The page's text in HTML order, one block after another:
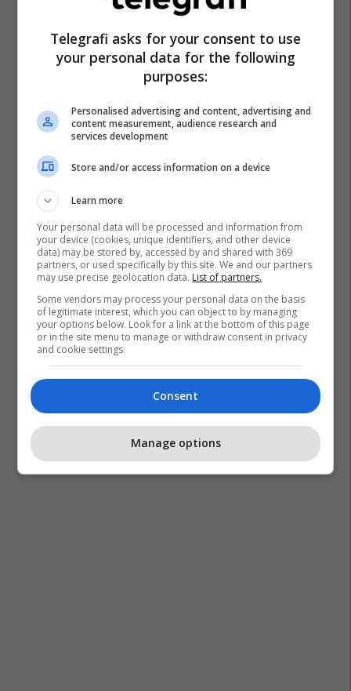
Princi Harry Rita Ora
Telegrafi asks for your consent to use
your personal data for the following
purposes:
Personalised advertising and content, advertising and
content measurement, audience research and
services development
Store and/or access information on a device
Learn more
Your personal data will be processed and information from
your device (cookies, unique identifiers, and other device
data) may be stored by, accessed by and shared with 369
partners, or used specifically by this site. We and our partners
may use precise geolocation data. List of partners.
Some vendors may process your personal data on the basis
of legitimate interest, which you can object to by managing
your options below. Look for a link at the bottom of this page
or in the site menu to manage or withdraw consent in privacy
and cookie settings.
Consent
Manage options